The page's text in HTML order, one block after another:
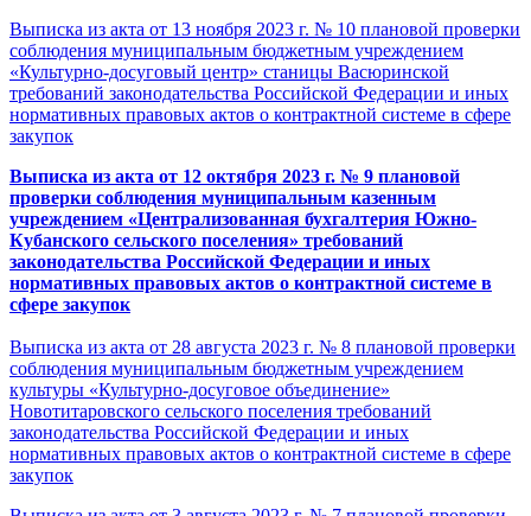
Выписка из акта от 13 ноября 2023 г. № 10 плановой проверки
соблюдения муниципальным бюджетным учреждением
«Культурно-досуговый центр» станицы Васюринской
требований законодательства Российской Федерации и иных
нормативных правовых актов о контрактной системе в сфере
закупок
Выписка из акта от 12 октября 2023 г. № 9 плановой
проверки соблюдения муниципальным казенным
учреждением «Централизованная бухгалтерия Южно-
Кубанского сельского поселения» требований
законодательства Российской Федерации и иных
нормативных правовых актов о контрактной системе в
сфере закупок
Выписка из акта от 28 августа 2023 г. № 8 плановой проверки
соблюдения муниципальным бюджетным учреждением
культуры «Культурно-досуговое объединение»
Новотитаровского сельского поселения требований
законодательства Российской Федерации и иных
нормативных правовых актов о контрактной системе в сфере
закупок